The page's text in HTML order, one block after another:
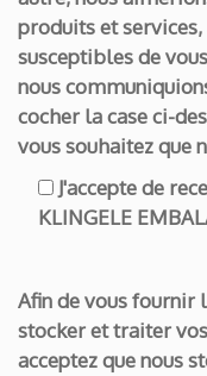
produits et services,
susceptibles de
nous
cocher la case ci-
vous souhaitez que
J'accepte de
KLINGELE
Afin de vous fournir
stocker et traiter
acceptez que nous